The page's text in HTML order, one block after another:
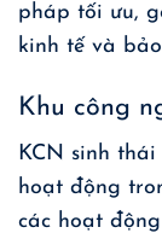
pháp tối ưu,
kinh tế và
Khu công
KCN sinh
hoạt động
các hoạt